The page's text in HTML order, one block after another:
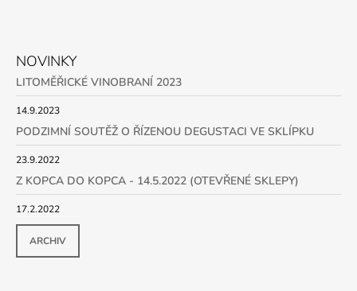
NOVINKY
LITOMĚŘICKÉ VINOBRANÍ 2023
14.9.2023
PODZIMNÍ SOUTĚŽ O ŘÍZENOU DEGUSTACI VE SKLÍPKU
23.9.2022
Z KOPCA DO KOPCA - 14.5.2022 (OTEVŘENÉ SKLEPY)
17.2.2022
ARCHIV